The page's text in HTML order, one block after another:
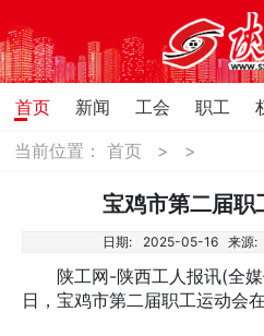
首页 新闻 工会 职工
当前位置：首页 > >
宝鸡市第二届职
日期: 2025-05-16 来源:
陕工网-陕西工人报讯(全媒
日，宝鸡市第二届职工运动会